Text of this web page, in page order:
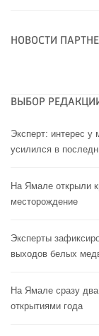
НОВОСТИ
ВЫБОР
Эксперт: интерес у
усилился в
На Ямале открыли
месторождение
Эксперты
выходов белых
На Ямале сразу
открытиями года